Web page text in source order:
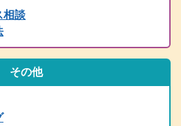
者全国統一試験合格者発表
種講座を掲載しました。
/３まで閉館します。
アルタイム配信（11/14 PM2:00～）
相談
その他